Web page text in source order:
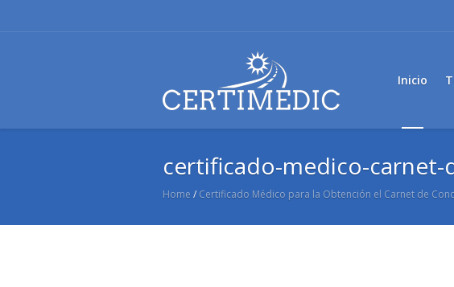
Inicio
certificado-medico-carnet-
Home / Certificado Médico para la Obtención el Carnet de